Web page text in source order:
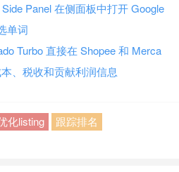
Panel 在侧面板中打开 Google
单词
Turbo 直接在 Shopee 和 Merca
、税收和贡献利润信息
化listing
跟踪排名